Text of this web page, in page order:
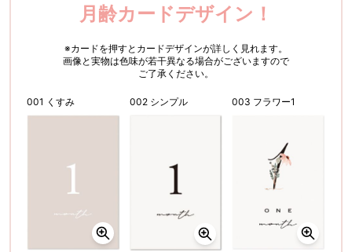
月齢カードデザイン！
※カードを押すとカードデザインが詳しく見れます。
画像と実物は色味が若干異なる場合がございますので
ご了承ください。
001 くすみ 002 シンプル 003 フラワー1